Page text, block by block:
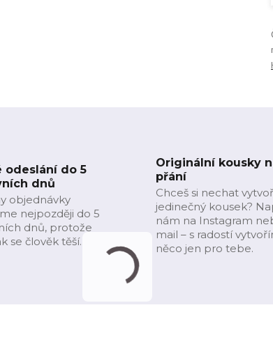
odeslání do 5
dnů
objednávky
nejpozději do 5
dnů, protože
se člověk těší.
Originální kousky
přání
Chceš si nechat
jedinečný kousek?
nám na Instagram
mail – s radostí
něco jen pro tebe.